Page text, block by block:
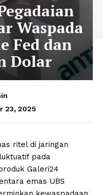
Waspada
Fed dan
Dolar
23, 2025
ritel di jaringan
pada
Galeri24
emas UBS